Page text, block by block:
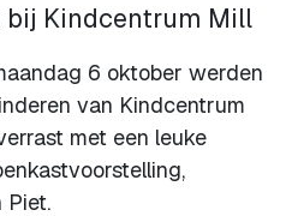
bij Kindcentrum Mill
6 oktober werden
van Kindcentrum
met een leuke
Piet.